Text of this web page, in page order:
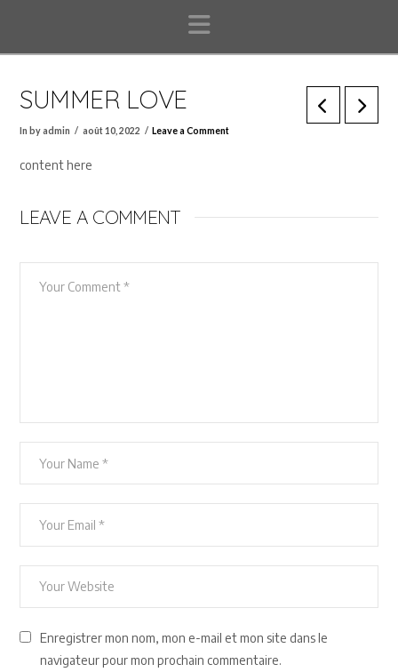
Navigation
SUMMER LOVE
In by admin août 10, 2022 Leave a Comment
content here
LEAVE A COMMENT
Enregistrer mon nom, mon e-mail et mon site dans le
navigateur pour mon prochain commentaire.